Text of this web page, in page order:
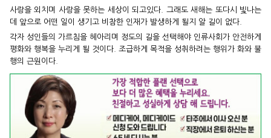
사랑을 외치며 사랑을 못하는 세상이 되고있다. 그래도 새해는 또다시 빛나는
데 앞으로 어떤 일이 생기고 비참한 인재가 발생하게 될지 알 길이 없다.
각자 성인들의 가르침을 헤아리며 정도의 길을 선택해야 인류사회가 안전하게
평화와 행복을 누리게 될 것이다. 조급하게 목적을 성취하려는 행위가 화와 불
행의 근원이다.